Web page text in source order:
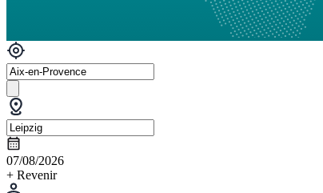
07/08/2026
+ Revenir